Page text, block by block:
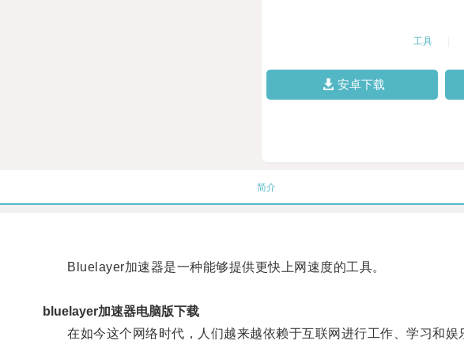
工具
安卓下载
简介
Bluelayer加速器是一种能够提供更快上网速度的工具。
bluelayer加速器电脑版下载
在如今这个网络时代，人们越来越依赖于互联网进行工作、学习和娱